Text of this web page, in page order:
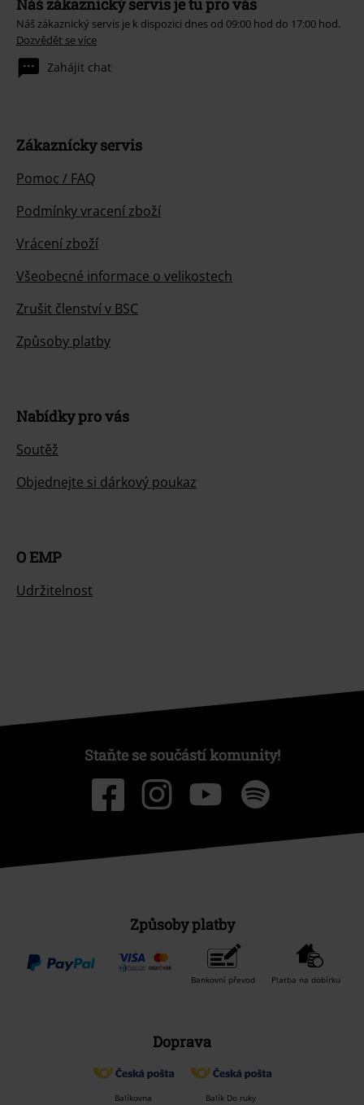
Náš zákaznický servis je tu pro vás
Náš zákaznický servis je k dispozici dnes od 09:00 hod do 17:00 hod.
Dozvědět se více
Zahájit chat
Zákaznícky servis
Pomoc / FAQ
Podmínky vracení zboží
Vrácení zboží
Všeobecné informace o velikostech
Zrušit členství v BSC
Způsoby platby
Nabídky pro vás
Soutěž
Objednejte si dárkový poukaz
O EMP
Udržitelnost
Staňte se součástí komunity!
Způsoby platby
Bankovní převod Platba na dobírku
Doprava
Balíkovna Balík Do ruky